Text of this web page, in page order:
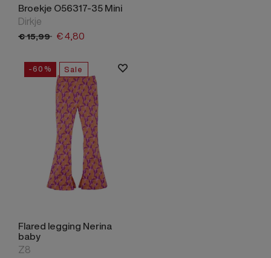
Broekje O56317-35 Mini
Dirkje
€15,99 €4,80
-60% Sale
Flared legging Nerina
baby
Z8